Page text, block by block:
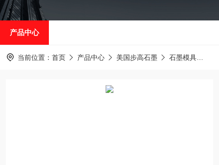
产品中心
当前位置： 首页 产品中心 美国步高石墨 石墨模具